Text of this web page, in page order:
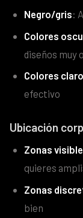
Negro/gris:
Colores
diseños muy
Colores
efectivo
Ubicación
Zonas
quieres
Zonas
bien